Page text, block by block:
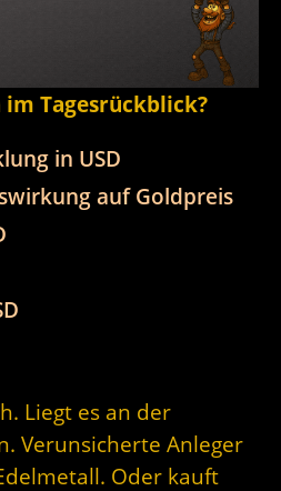
Tagesrückblick?
in USD
auf Goldpreis
Liegt es an der
Verunsicherte Anleger
Oder kauft